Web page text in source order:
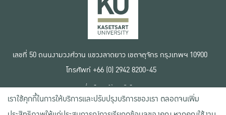
เลขที่ 50 ถนนงามวงศ์วาน แขวงลาดยาว เขตจตุจักร กรุงเทพฯ 10900
โทรศัพท์ +66 (0) 2942 8200-45
เงื่อนไขการใช้งานเว็บไซต์
ข้อตกลงด้านสิทธิ์ใช้งาน
นโยบายความเป็นส่วนตัว
เราใช้คุกกี้ในการให้บริการและปรับปรุงบริการของเรา ตลอดจนเพิ่ม